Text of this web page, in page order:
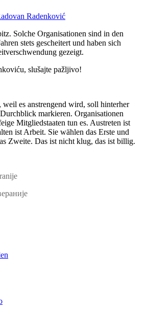
Radenković
Solche Organisationen sind in den
stets gescheitert und haben sich
gezeigt.
slušajte pažljivo!
weil es anstrengend wird, soll hinterher
markieren. Organisationen
Mitgliedstaaten tun es. Austreten ist
ist Arbeit. Sie wählen das Erste und
Zweite. Das ist nicht klug, das ist billig.